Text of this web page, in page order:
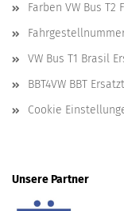
Farben VW Bus T2
VW Bus T1 Brasil
BBT4VW BBT
Cookie
Unsere Partner